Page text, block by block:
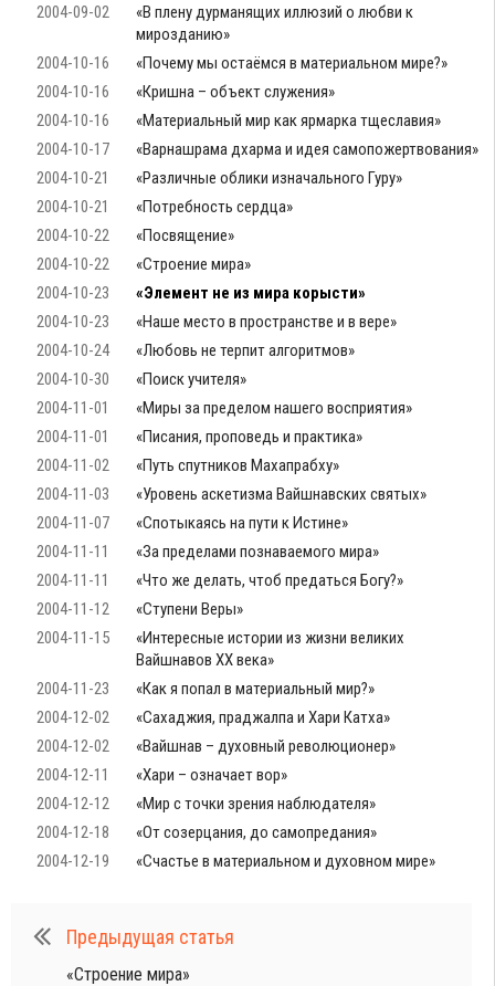
2004-09-02
«В плену дурманящих иллюзий о любви к
мирозданию»
2004-10-16
«Почему мы остаёмся в материальном мире?»
2004-10-16
«Кришна – объект служения»
2004-10-16
«Материальный мир как ярмарка тщеславия»
2004-10-17
«Варнашрама дхарма и идея самопожертвования»
2004-10-21
«Различные облики изначального Гуру»
2004-10-21
«Потребность сердца»
2004-10-22
«Посвящение»
2004-10-22
«Строение мира»
2004-10-23
«Элемент не из мира корысти»
2004-10-23
«Наше место в пространстве и в вере»
2004-10-24
«Любовь не терпит алгоритмов»
2004-10-30
«Поиск учителя»
2004-11-01
«Миры за пределом нашего восприятия»
2004-11-01
«Писания, проповедь и практика»
2004-11-02
«Путь спутников Махапрабху»
2004-11-03
«Уровень аскетизма Вайшнавских святых»
2004-11-07
«Спотыкаясь на пути к Истине»
2004-11-11
«За пределами познаваемого мира»
2004-11-11
«Что же делать, чтоб предаться Богу?»
2004-11-12
«Ступени Веры»
2004-11-15
«Интересные истории из жизни великих
Вайшнавов ХХ века»
2004-11-23
«Как я попал в материальный мир?»
2004-12-02
«Сахаджия, праджалпа и Хари Катха»
2004-12-02
«Вайшнав – духовный революционер»
2004-12-11
«Хари – означает вор»
2004-12-12
«Мир с точки зрения наблюдателя»
2004-12-18
«От созерцания, до самопредания»
2004-12-19
«Счастье в материальном и духовном мире»
Предыдущая статья
«Строение мира»